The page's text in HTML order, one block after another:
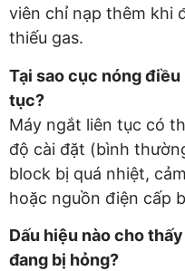
viên chỉ nạp thêm khi
thiếu gas.
Tại sao cục nóng
tục?
Máy ngắt liên tục có
độ cài đặt (bình
block bị quá nhiệt,
hoặc nguồn điện cấp
Dấu hiệu nào cho
đang bị hỏng?